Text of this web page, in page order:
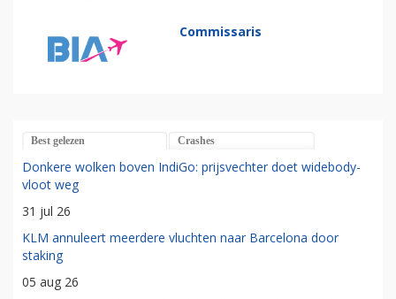
Commissaris
Best gelezen Crashes
Donkere wolken boven IndiGo: prijsvechter doet widebody-
vloot weg
31 jul 26
KLM annuleert meerdere vluchten naar Barcelona door
staking
05 aug 26